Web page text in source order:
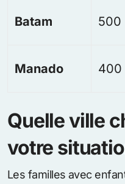
Batam 500
Manado 400
Quelle ville
votre
Les familles avec